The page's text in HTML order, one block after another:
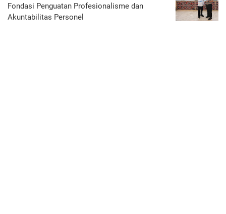
Fondasi Penguatan Profesionalisme dan
Akuntabilitas Personel